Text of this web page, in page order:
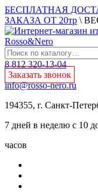
БЕСПЛАТНАЯ
ЗАКАЗА ОТ 20тр \
8 812 320-13-04
Заказать звонок
info@rosso-nero.ru
194355, г. Санкт-
7 дней в неделю с 10
часов